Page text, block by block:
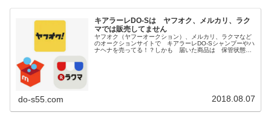
キアラーレDO-Sは ヤフオク、メルカリ、ラク
マでは販売してません
ヤフオク（ヤフーオークション）、メルカリ、ラクマなど
のオークションサイトで キアラーレDO-Sシャンプーやハ
ナヘナを売ってる！？しかも 届いた商品は 保管状態の
do-s55.com 2018.08.07